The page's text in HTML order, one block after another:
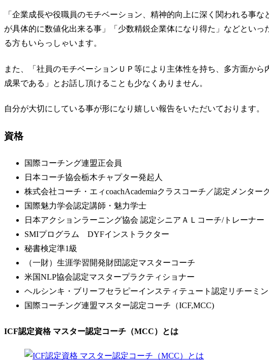
「企業成長や役職員のモチベーション、精神的向上に深く関われる事
が具体的に数値化出来る事」「少数精鋭企業体になり得た」などとい
る方もいらっしゃいます。
また、「社員のモチベーションＵＰ等により主体性を持ち、多方面か
成果である」とお話し頂けることも少なくありません。
自分が大切にしている事が形になり嬉しい報告をいただいております。
資格
国際コーチング連盟正会員
日本コーチ協会栃木チャプター発起人
株式会社コーチ・エィcoachAcademiaクラスコーチ／認定メンター
国際魅力学会認定講師・魅力学士
日本アクションラーニング協会 認定シニアＡＬコーチ/トレーナー
SMIプログラム DYFインストラクター
秘書検定準1級
（一財）生涯学習開発財団認定マスターコーチ
米国NLP協会認定マスタープラクティショナー
ヘルシンキ・ブリーフセラピーインスティテュート認定リチーミ
国際コーチング連盟マスター認定コーチ（ICF,MCC)
ICF認定資格 マスター認定コーチ（MCC）とは